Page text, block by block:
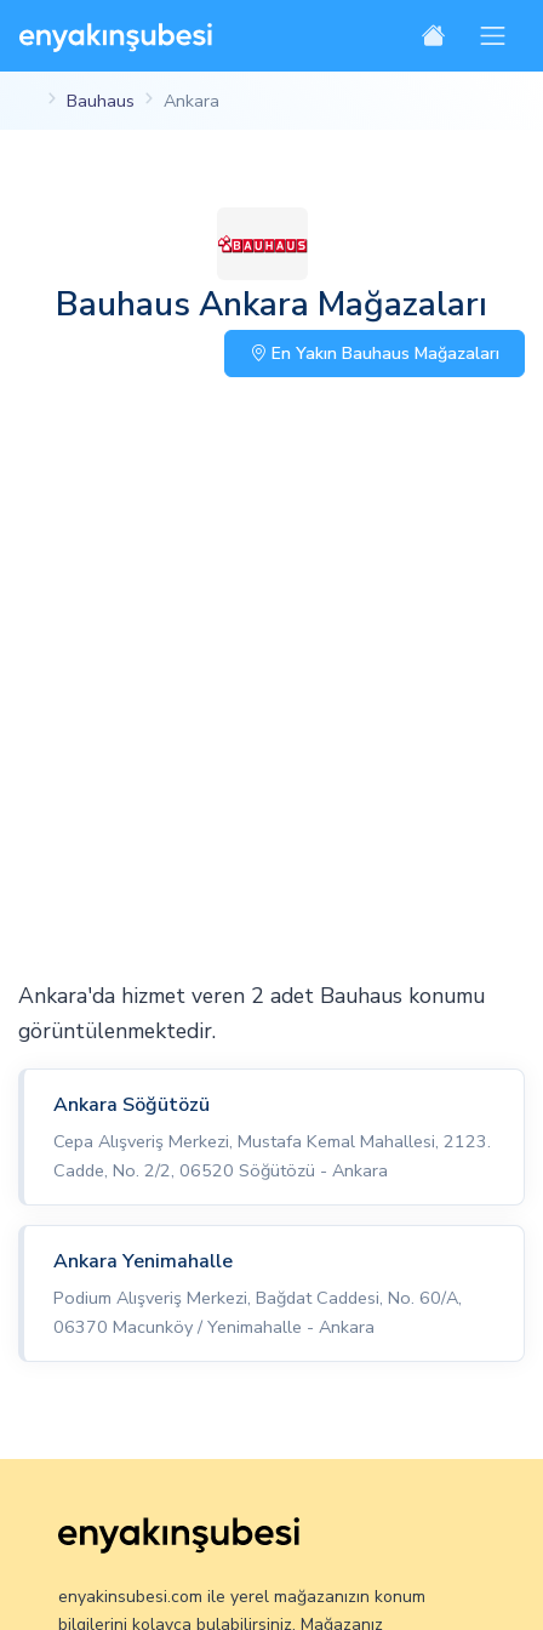
Bauhaus Ankara
Bauhaus Ankara Mağazaları
En Yakın Bauhaus Mağazaları
Ankara'da hizmet veren 2 adet Bauhaus konumu
görüntülenmektedir.
Ankara Söğütözü
Cepa Alışveriş Merkezi, Mustafa Kemal Mahallesi, 2123.
Cadde, No. 2/2, 06520 Söğütözü - Ankara
Ankara Yenimahalle
Podium Alışveriş Merkezi, Bağdat Caddesi, No. 60/A,
06370 Macunköy / Yenimahalle - Ankara
enyakinsubesi.com ile yerel mağazanızın konum
bilgilerini kolayca bulabilirsiniz. Mağazanız